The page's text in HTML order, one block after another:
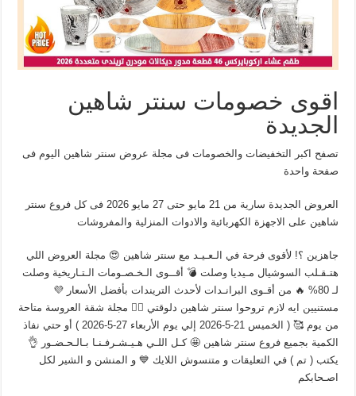
اقوى خصومات سنتر شاهين
الجديدة
تصفح اكبر التخفيضات والخصومات فى مجلة عروض سنتر شاهين اليوم فى
صفحة واحدة
العروض الجديدة سارية من 21 مايو حتى 27 مايو 2026 فى كل فروع سنتر
شاهين على الاجهزة الكهربائية والادوات المنزلية والمفروشات
جاهزين ؟! لأقوى فرحة في الـعـيـد مع سنتر شاهين 😍 مجلة العروض اللي
هتـقـلب السوشيال مـيديا وصلت 💣 أقــوى الـخـصـومات الـتـاريخية وصلت
لـ 80% 🔥 من أقـوى البرانـدات لأحدث التريندات بأفضل الأسعار 💜
مستنيين ايه لازم تروحوا سنتر شاهين دلوقتي 🏃‍♀️ مجلة شقة العروسة متاحة
من يوم 🥰 ( الخميس 21-5-2026 إلي يوم الأربعاء 27-5-2026 ) أو حتي نفاذ
الكمية بجميع فروع سنتر شاهين 🤩 كـل اللـي هـيـشـرفـنـا بـالـحـضـور 👌
يكتب ( تم ) في التعليقات و متنسوش اللايك 💙 و المنشن و الشير لكل
اصـحابكم